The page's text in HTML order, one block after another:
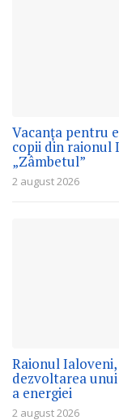
Vacanța pentru
copii din raionul
„Zâmbetul”
2 august 2026
Raionul
dezvoltarea
a energiei
2 august 2026